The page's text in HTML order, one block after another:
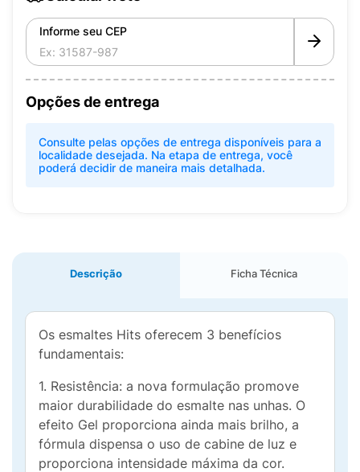
Informe seu CEP
Opções de entrega
Consulte pelas opções de entrega disponíveis para a
localidade desejada. Na etapa de entrega, você
poderá decidir de maneira mais detalhada.
Descrição Ficha Técnica
Os esmaltes Hits oferecem 3 benefícios
fundamentais:
1. Resistência: a nova formulação promove
maior durabilidade do esmalte nas unhas. O
efeito Gel proporciona ainda mais brilho, a
fórmula dispensa o uso de cabine de luz e
proporciona intensidade máxima da cor.